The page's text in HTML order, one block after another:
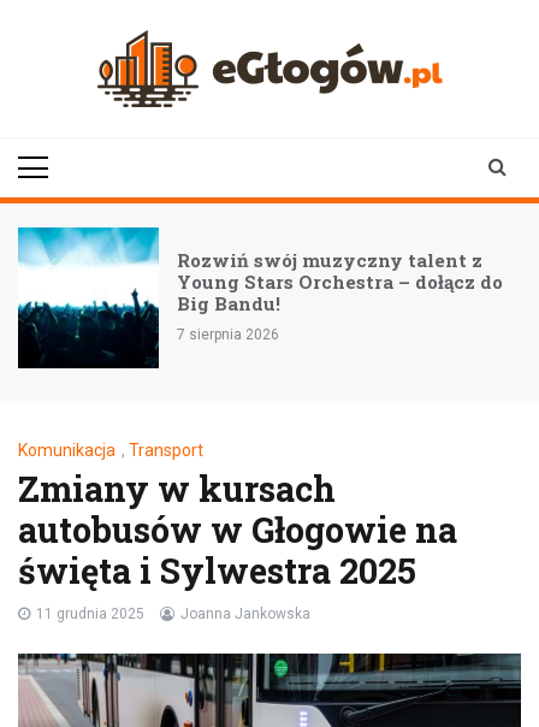
Rozwiń swój muzyczny talent z
Young Stars Orchestra – dołącz do
Big Bandu!
7 sierpnia 2026
Komunikacja , Transport
Zmiany w kursach
autobusów w Głogowie na
święta i Sylwestra 2025
11 grudnia 2025 Joanna Jankowska